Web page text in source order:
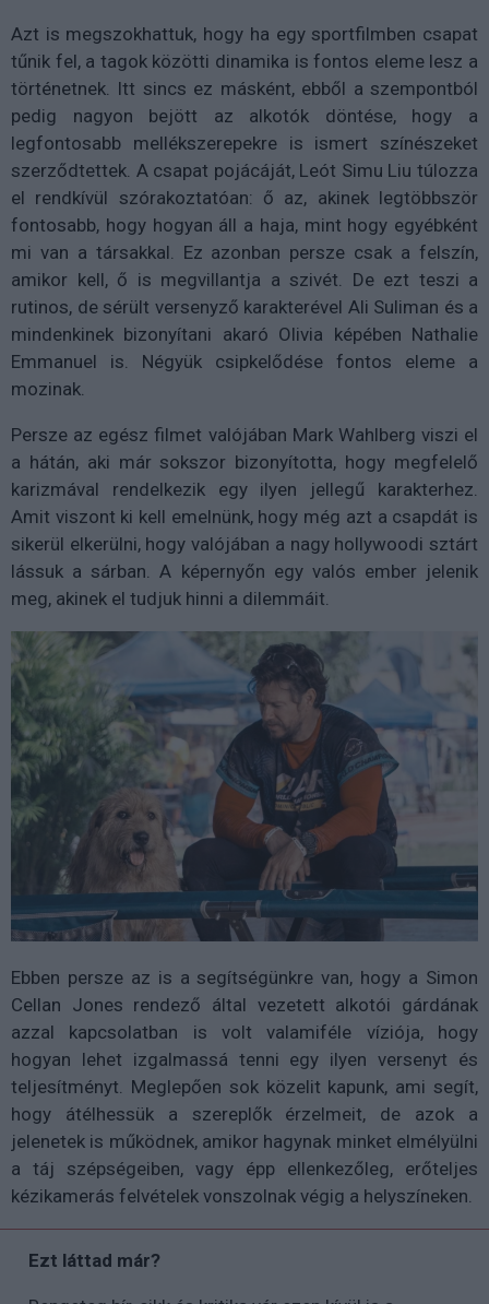
Azt is megszokhattuk, hogy ha egy sportfilmben csapat
tűnik fel, a tagok közötti dinamika is fontos eleme lesz a
történetnek. Itt sincs ez másként, ebből a szempontból
pedig nagyon bejött az alkotók döntése, hogy a
legfontosabb mellékszerepekre is ismert színészeket
szerződtettek. A csapat pojácáját, Leót Simu Liu túlozza
el rendkívül szórakoztatóan: ő az, akinek legtöbbször
fontosabb, hogy hogyan áll a haja, mint hogy egyébként
mi van a társakkal. Ez azonban persze csak a felszín,
amikor kell, ő is megvillantja a szivét. De ezt teszi a
rutinos, de sérült versenyző karakterével Ali Suliman és a
mindenkinek bizonyítani akaró Olivia képében Nathalie
Emmanuel is. Négyük csipkelődése fontos eleme a
mozinak.
Persze az egész filmet valójában Mark Wahlberg viszi el
a hátán, aki már sokszor bizonyította, hogy megfelelő
karizmával rendelkezik egy ilyen jellegű karakterhez.
Amit viszont ki kell emelnünk, hogy még azt a csapdát is
sikerül elkerülni, hogy valójában a nagy hollywoodi sztárt
lássuk a sárban. A képernyőn egy valós ember jelenik
meg, akinek el tudjuk hinni a dilemmáit.
Ebben persze az is a segítségünkre van, hogy a Simon
Cellan Jones rendező által vezetett alkotói gárdának
azzal kapcsolatban is volt valamiféle víziója, hogy
hogyan lehet izgalmassá tenni egy ilyen versenyt és
teljesítményt. Meglepően sok közelit kapunk, ami segít,
hogy átélhessük a szereplők érzelmeit, de azok a
jelenetek is működnek, amikor hagynak minket elmélyülni
a táj szépségeiben, vagy épp ellenkezőleg, erőteljes
kézikamerás felvételek vonszolnak végig a helyszíneken.
Ezt láttad már?